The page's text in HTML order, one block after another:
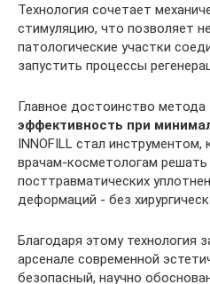
Технология сочетает
стимуляцию, что позволяет
патологические участки
запустить процессы
Главное достоинство метода
эффективность при
INNOFILL стал
врачам-косметологам
посттравматических
деформаций - без
Благодаря этому технология
арсенале современной
безопасный, научно